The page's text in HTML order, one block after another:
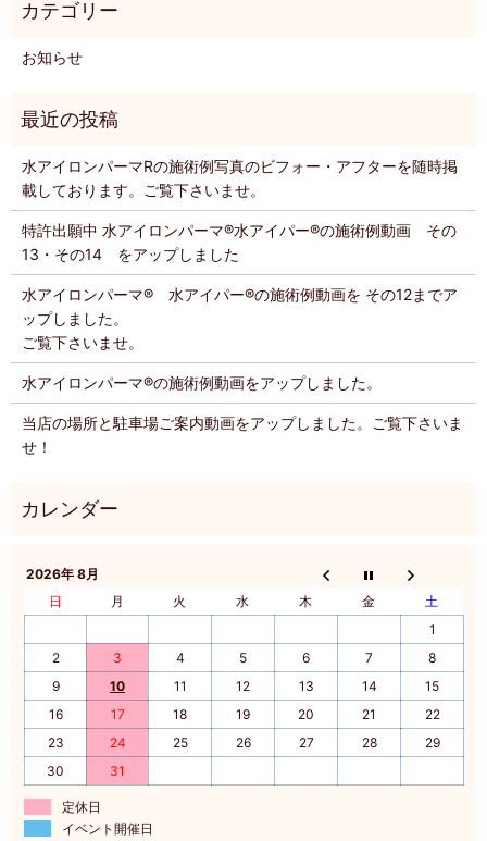
お知らせ
水アイロンパーマRの施術例写真のビフォー・アフターを随時掲
載しております。ご覧下さいませ。
特許出願中 水アイロンパーマ®️水アイパー®️の施術例動画 その
13・その14 をアップしました
水アイロンパーマ®️ 水アイパー®️の施術例動画を その12までア
ップしました。
ご覧下さいませ。
水アイロンパーマ®️の施術例動画をアップしました。
当店の場所と駐車場ご案内動画をアップしました。ご覧下さいま
せ！
2026年 8月
日
月 火 水 木 金
土
1
2
3 4 5 6 7
8
9
10 11 12 13 14
15
16
17 18 19 20 21
22
23
24 25 26 27 28
29
30
31
定休日
イベント開催日